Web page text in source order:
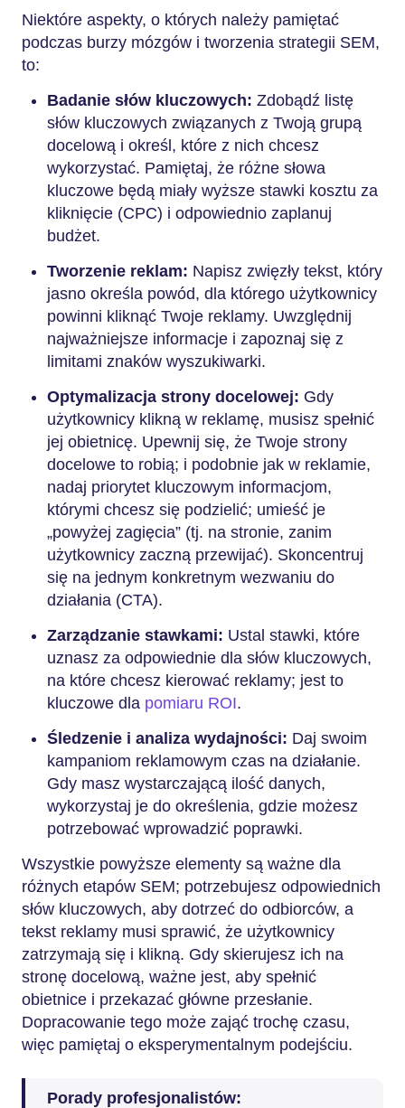
Niektóre aspekty, o których należy pamiętać
podczas burzy mózgów i tworzenia strategii SEM,
to:
Badanie słów kluczowych: Zdobądź listę
słów kluczowych związanych z Twoją grupą
docelową i określ, które z nich chcesz
wykorzystać. Pamiętaj, że różne słowa
kluczowe będą miały wyższe stawki kosztu za
kliknięcie (CPC) i odpowiednio zaplanuj
budżet.
Tworzenie reklam: Napisz zwięzły tekst, który
jasno określa powód, dla którego użytkownicy
powinni kliknąć Twoje reklamy. Uwzględnij
najważniejsze informacje i zapoznaj się z
limitami znaków wyszukiwarki.
Optymalizacja strony docelowej: Gdy
użytkownicy klikną w reklamę, musisz spełnić
jej obietnicę. Upewnij się, że Twoje strony
docelowe to robią; i podobnie jak w reklamie,
nadaj priorytet kluczowym informacjom,
którymi chcesz się podzielić; umieść je
„powyżej zagięcia” (tj. na stronie, zanim
użytkownicy zaczną przewijać). Skoncentruj
się na jednym konkretnym wezwaniu do
działania (CTA).
Zarządzanie stawkami: Ustal stawki, które
uznasz za odpowiednie dla słów kluczowych,
na które chcesz kierować reklamy; jest to
kluczowe dla pomiaru ROI.
Śledzenie i analiza wydajności: Daj swoim
kampaniom reklamowym czas na działanie.
Gdy masz wystarczającą ilość danych,
wykorzystaj je do określenia, gdzie możesz
potrzebować wprowadzić poprawki.
Wszystkie powyższe elementy są ważne dla
różnych etapów SEM; potrzebujesz odpowiednich
słów kluczowych, aby dotrzeć do odbiorców, a
tekst reklamy musi sprawić, że użytkownicy
zatrzymają się i klikną. Gdy skierujesz ich na
stronę docelową, ważne jest, aby spełnić
obietnice i przekazać główne przesłanie.
Dopracowanie tego może zająć trochę czasu,
więc pamiętaj o eksperymentalnym podejściu.
Porady profesjonalistów: